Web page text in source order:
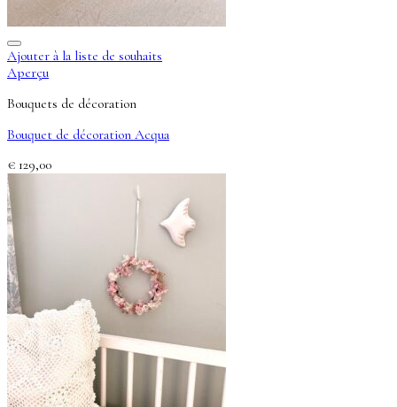
Ajouter à la liste de souhaits
Aperçu
Bouquets de décoration
Bouquet de décoration Acqua
€ 129,00